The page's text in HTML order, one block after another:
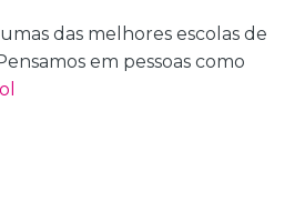
das melhores escolas de
em pessoas como